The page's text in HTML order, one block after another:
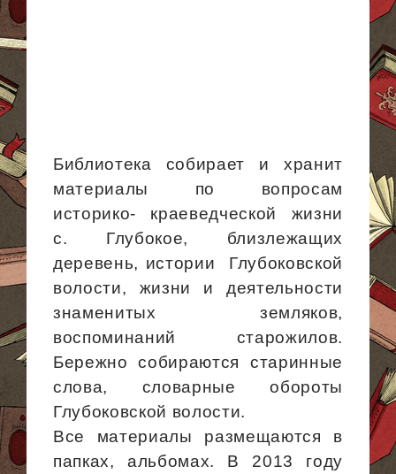
Библиотека собирает и хранит
материалы по вопросам
историко- краеведческой жизни
с. Глубокое, близлежащих
деревень, истории Глубоковской
волости, жизни и деятельности
знаменитых земляков,
воспоминаний старожилов.
Бережно собираются старинные
слова, словарные обороты
Глубоковской волости.
Все материалы размещаются в
папках, альбомах. В 2013 году